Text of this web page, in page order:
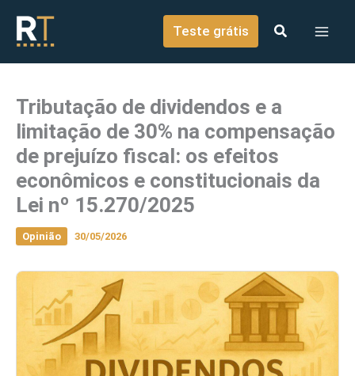
conteúdo
Teste grátis
Tributação de dividendos e a
limitação de 30% na compensação
de prejuízo fiscal: os efeitos
econômicos e constitucionais da
Lei nº 15.270/2025
Opinião 30/05/2026